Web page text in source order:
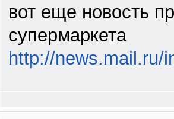
вот еще новость
супермаркета
http://news.mail.ru/